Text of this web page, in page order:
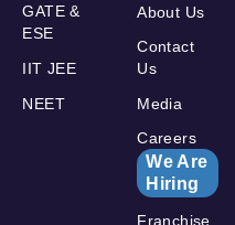
GATE &
ESE
IIT JEE
NEET
About Us
Contact
Us
Media
Careers
We Are
Hiring
Franchise